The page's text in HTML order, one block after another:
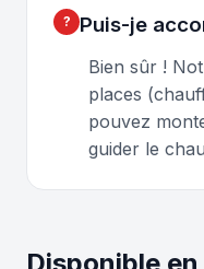
Puis-je
Bien sûr !
places
pouvez
guider le